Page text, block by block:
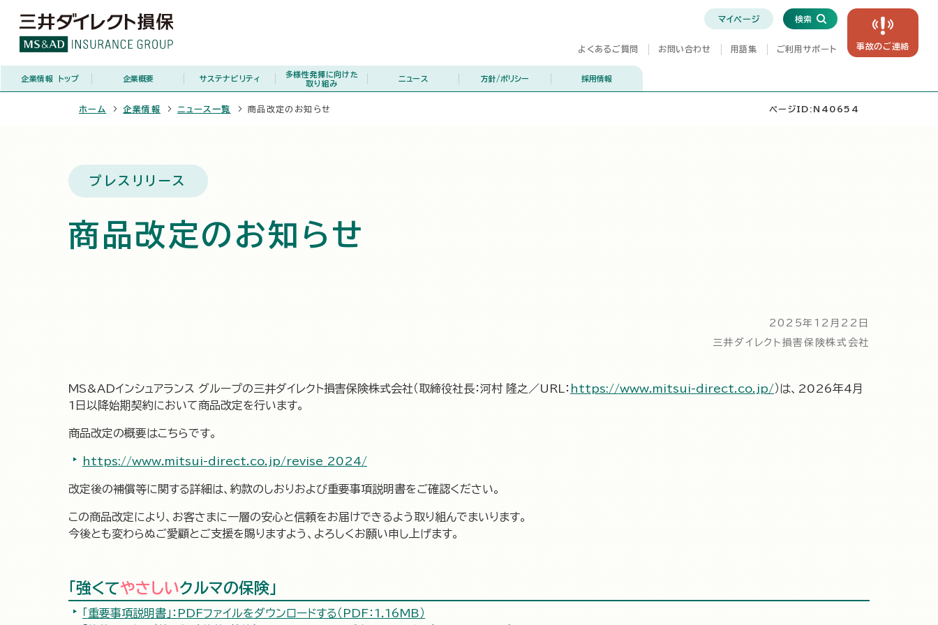
マイページ 検索
事故のご連絡
よくあるご質問 お問い合わせ 用語集 ご利用サポート
企業情報 トップ 企業概要 サステナビリティ
多様性発揮に向けた
取り組み
ニュース 方針/ポリシー 採用情報
ページID:N40654
ホーム 企業情報 ニュース一覧 商品改定のお知らせ
プレスリリース
商品改定のお知らせ
2025年12月22日
三井ダイレクト損害保険株式会社
MS&ADインシュアランス グループの三井ダイレクト損害保険株式会社（取締役社長：河村 隆之／URL： https://www.mitsui-direct.co.jp/ ）は、2026年4月
1日以降始期契約において商品改定を行います。
商品改定の概要はこちらです。
https://www.mitsui-direct.co.jp/revise_2024/
改定後の補償等に関する詳細は、約款のしおりおよび重要事項説明書をご確認ください。
この商品改定により、お客さまに一層の安心と信頼をお届けできるよう取り組んでまいります。
今後とも変わらぬご愛顧とご支援を賜りますよう、よろしくお願い申し上げます。
「強くてやさしいクルマの保険」
「重要事項説明書」：PDFファイルをダウンロードする（PDF：1.16MB）